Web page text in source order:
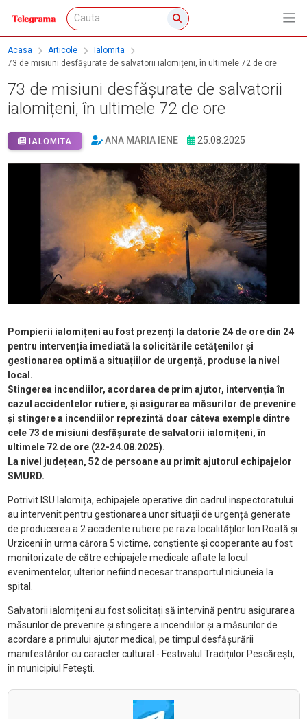
Acasa Articole
Ialomita
73 de misiuni desfășurate de salvatorii ialomițeni, în ultimele 72 de ore
73 de misiuni desfășurate de salvatorii
ialomițeni, în ultimele 72 de ore
IALOMITA ANA MARIA IENE 25.08.2025
Pompierii ialomițeni au fost prezenți la datorie 24 de ore din 24
pentru intervenția imediată la solicitările cetățenilor și
gestionarea optimă a situațiilor de urgență, produse la nivel
local.
Stingerea incendiilor, acordarea de prim ajutor, intervenția în
cazul accidentelor rutiere, și asigurarea măsurilor de prevenire
și stingere a incendiilor reprezintă doar câteva exemple dintre
cele 73 de misiuni desfășurate de salvatorii ialomițeni, în
ultimele 72 de ore (22-24.08.2025).
La nivel județean, 52 de persoane au primit ajutorul echipajelor
SMURD.
Potrivit ISU Ialomița, echipajele operative din cadrul inspectoratului
au intervenit pentru gestionarea unor situații de urgență generate
de producerea a 2 accidente rutiere pe raza localităților Ion Roată și
Urziceni în urma cărora 5 victime, conștiente și cooperante au fost
monitorizate de către echipajele medicale aflate la locul
evenimentelor, ulterior nefiind necesar transportul niciuneia la
spital.
Salvatorii ialomițeni au fost solicitați să intervină pentru asigurarea
măsurilor de prevenire și stingere a incendiilor și a măsurilor de
acordare a primului ajutor medical, pe timpul desfășurării
manifestărilor cu caracter cultural - Festivalul Tradițiilor Pescărești,
în municipiul Fetești.